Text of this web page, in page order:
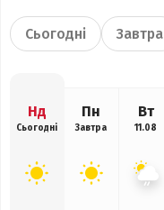
Сьогодні Завтра
Нд
Сьогодні
Пн
Завтра
Вт
11.08